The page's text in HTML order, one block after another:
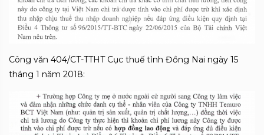
Công văn 404/CT-TTHT Cục thuế tỉnh Đồng Nai ngày 15
tháng 1 năm 2018: